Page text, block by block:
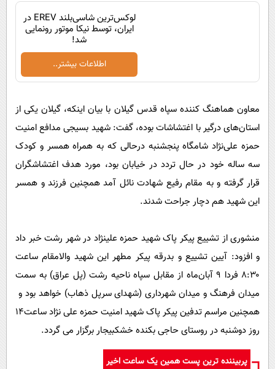
لوکس‌ترین شاسی‌بلند EREV در
ایران، توسط نیکا موتور رونمایی
شد!
اطلاعات بیشتر..
معاون هماهنگ کننده سپاه قدس گیلان با بیان اینکه، گیلان یکی از
استان‌های درگیر با اغتشاشات بوده، گفت: شهید بسیجی‌ مدافع امنیت
حمزه علی‌نژاد شامگاه پنجشنبه درحالی که به همراه همسر و کودک
سه ساله خود در حال تردد در خیابان بود، مورد هدف اغتشاشگران
قرار گرفته و به مقام رفیع شهادت نائل آمد همچنین فرزند و همسر
این شهید هم دچار جراحت شدند.
منشوری از تشییع پیکر پاک شهید حمزه علینژاد در شهر رشت خبر داد
و افزود: آیین تشییع و بدرقه پیکر مطهر این شهید والامقام ساعت
۸:۳۰ فردا ۹ آبان‌ماه از مقابل سپاه ناحیه رشت (پل عراق) به سمت
میدان فرهنگ و میدان شهرداری (شهدای سرپل ذهاب) خواهد بود و
همچنین مراسم تدفین پیکر پاک شهید امنیت حمزه علی نژاد ساعت۱۴
روز دوشنبه در روستای حاجی بکنده خشکبیجار برگزار می گردد.
پربیننده ترین پست همین یک ساعت اخیر